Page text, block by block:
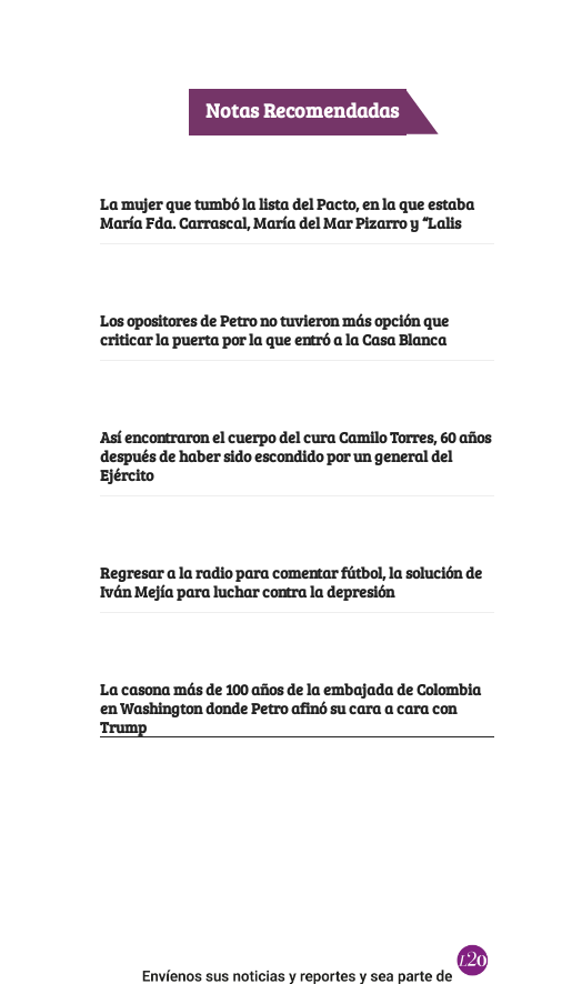
Notas Recomendadas
La mujer que tumbó la lista del Pacto, en la que estaba
María Fda. Carrascal, María del Mar Pizarro y “Lalis
Los opositores de Petro no tuvieron más opción que
criticar la puerta por la que entró a la Casa Blanca
Así encontraron el cuerpo del cura Camilo Torres, 60 años
después de haber sido escondido por un general del
Ejército
Regresar a la radio para comentar fútbol, la solución de
Iván Mejía para luchar contra la depresión
La casona más de 100 años de la embajada de Colombia
en Washington donde Petro afinó su cara a cara con
Trump